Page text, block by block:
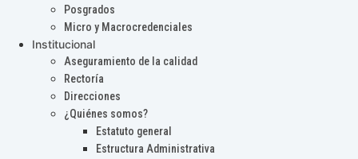
Posgrados
Micro y Macrocredenciales
Institucional
Aseguramiento de la calidad
Rectoría
Direcciones
¿Quiénes somos?
Estatuto general
Estructura Administrativa